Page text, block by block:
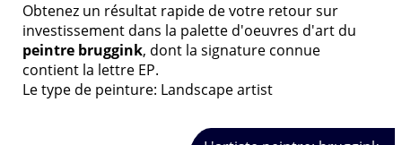
Obtenez un résultat rapide de votre retour sur
investissement dans la palette d'oeuvres d'art du
peintre bruggink, dont la signature connue
contient la lettre EP.
Le type de peinture: Landscape artist